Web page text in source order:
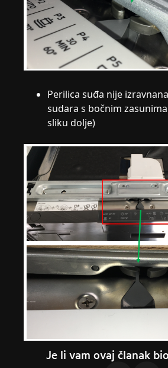
Perilica suđa nije
sudara s bočnim
sliku dolje)
Je li vam ovaj članak